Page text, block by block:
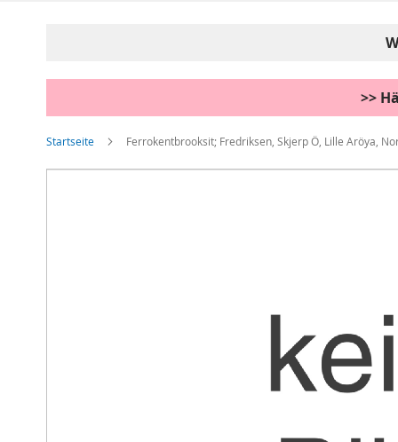
>>
Startseite Ferrokentbrooksit; Fredriksen, Skjerp Ö, Lille Aröya,
Zum